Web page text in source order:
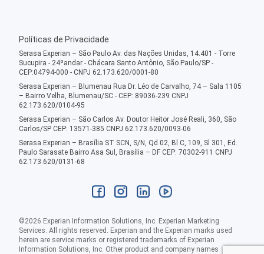
Políticas de Privacidade
Serasa Experian – São Paulo Av. das Nações Unidas, 14.401 - Torre
Sucupira - 24ºandar - Chácara Santo Antônio, São Paulo/SP -
CEP:04794-000 - CNPJ 62.173.620/0001-80
Serasa Experian – Blumenau Rua Dr. Léo de Carvalho, 74 – Sala 1105
– Bairro Velha, Blumenau/SC - CEP: 89036-239 CNPJ
62.173.620/0104-95
Serasa Experian – São Carlos Av. Doutor Heitor José Reali, 360, São
Carlos/SP CEP: 13571-385 CNPJ 62.173.620/0093-06
Serasa Experian – Brasília ST SCN, S/N, Qd 02, Bl C, 109, Sl 301, Ed.
Paulo Sarasate Bairro Asa Sul, Brasília – DF CEP: 70302-911 CNPJ
62.173.620/0131-68
©2026 Experian Information Solutions, Inc. Experian Marketing
Services. All rights reserved. Experian and the Experian marks used
herein are service marks or registered trademarks of Experian
Information Solutions, Inc. Other product and company names